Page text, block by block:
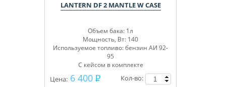
LANTERN DF 2 MANTLE W CASE
Объем бака: 1л
Мощность, Вт: 140
Используемое топливо: бензин АИ 92-
95
С кейсом в комплекте
Цена: 6 400
Кол-во: